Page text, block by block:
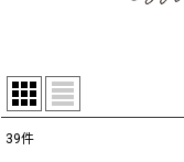
39件